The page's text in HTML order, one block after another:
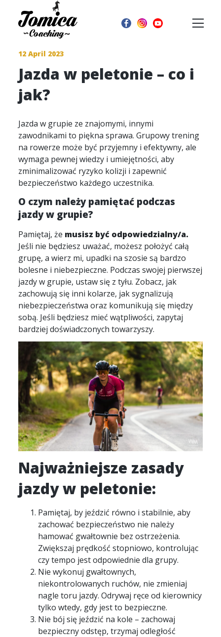
12 April 2023
Jazda w peletonie – co i
jak?
Jazda w grupie ze znajomymi, innymi
zawodnikami to piękna sprawa. Grupowy trening
na rowerze może być przyjemny i efektywny, ale
wymaga pewnej wiedzy i umiejętności, aby
zminimalizować ryzyko kolizji i zapewnić
bezpieczeństwo każdego uczestnika.
O czym należy pamiętać podczas
jazdy w grupie?
Pamiętaj, że musisz być odpowiedzialny/a.
Jeśli nie będziesz uważać, możesz położyć całą
grupę, a wierz mi, upadki na szosie są bardzo
bolesne i niebezpieczne. Podczas swojej pierwszej
jazdy w grupie, ustaw się z tyłu. Zobacz, jak
zachowują się inni kolarze, jak sygnalizują
niebezpieczeństwa oraz komunikują się między
sobą. Jeśli będziesz mieć wątpliwości, zapytaj
bardziej doświadczonych towarzyszy.
Najważniejsze zasady
jazdy w peletonie:
Pamiętaj, by jeździć równo i stabilnie, aby
zachować bezpieczeństwo nie należy
hamować gwałtownie bez ostrzeżenia.
Zwiększaj prędkość stopniowo, kontrolując
czy tempo jest odpowiednie dla grupy.
Nie wykonuj gwałtownych,
niekontrolowanych ruchów, nie zmieniaj
nagle toru jazdy. Odrywaj ręce od kierownicy
tylko wtedy, gdy jest to bezpieczne.
Nie bój się jeździć na kole – zachowaj
bezpieczny odstęp, trzymaj odległość